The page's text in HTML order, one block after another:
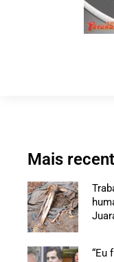
Mais
“Eu